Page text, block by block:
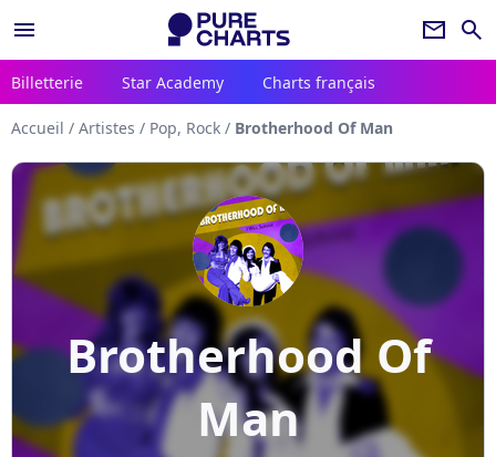
menu newsletter search
Billetterie Star Academy Charts français
Accueil / Artistes / Pop, Rock / Brotherhood Of Man
Brotherhood Of
Man